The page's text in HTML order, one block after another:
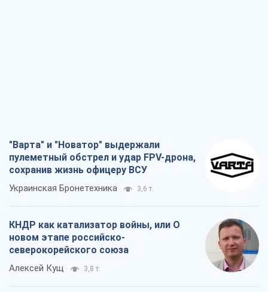
"Варта" и "Новатор" выдержали
пулеметный обстрел и удар FPV-дрона,
сохранив жизнь офицеру ВСУ
Украинская Бронетехника 3,6 т.
КНДР как катализатор войны, или О
новом этапе российско-
северокорейского союза
Алексей Кущ 3,8 т.